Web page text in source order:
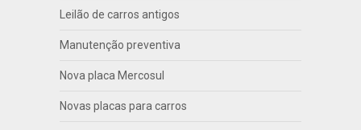
Leilão de carros antigos
Manutenção preventiva
Nova placa Mercosul
Novas placas para carros